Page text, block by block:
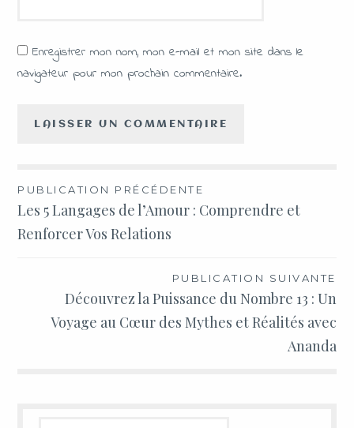
Enregistrer mon nom, mon e-mail et mon site dans le
navigateur pour mon prochain commentaire.
PUBLICATION PRÉCÉDENTE
Les 5 Langages de l’Amour : Comprendre et
Renforcer Vos Relations
PUBLICATION SUIVANTE
Découvrez la Puissance du Nombre 13 : Un
Voyage au Cœur des Mythes et Réalités avec
Ananda